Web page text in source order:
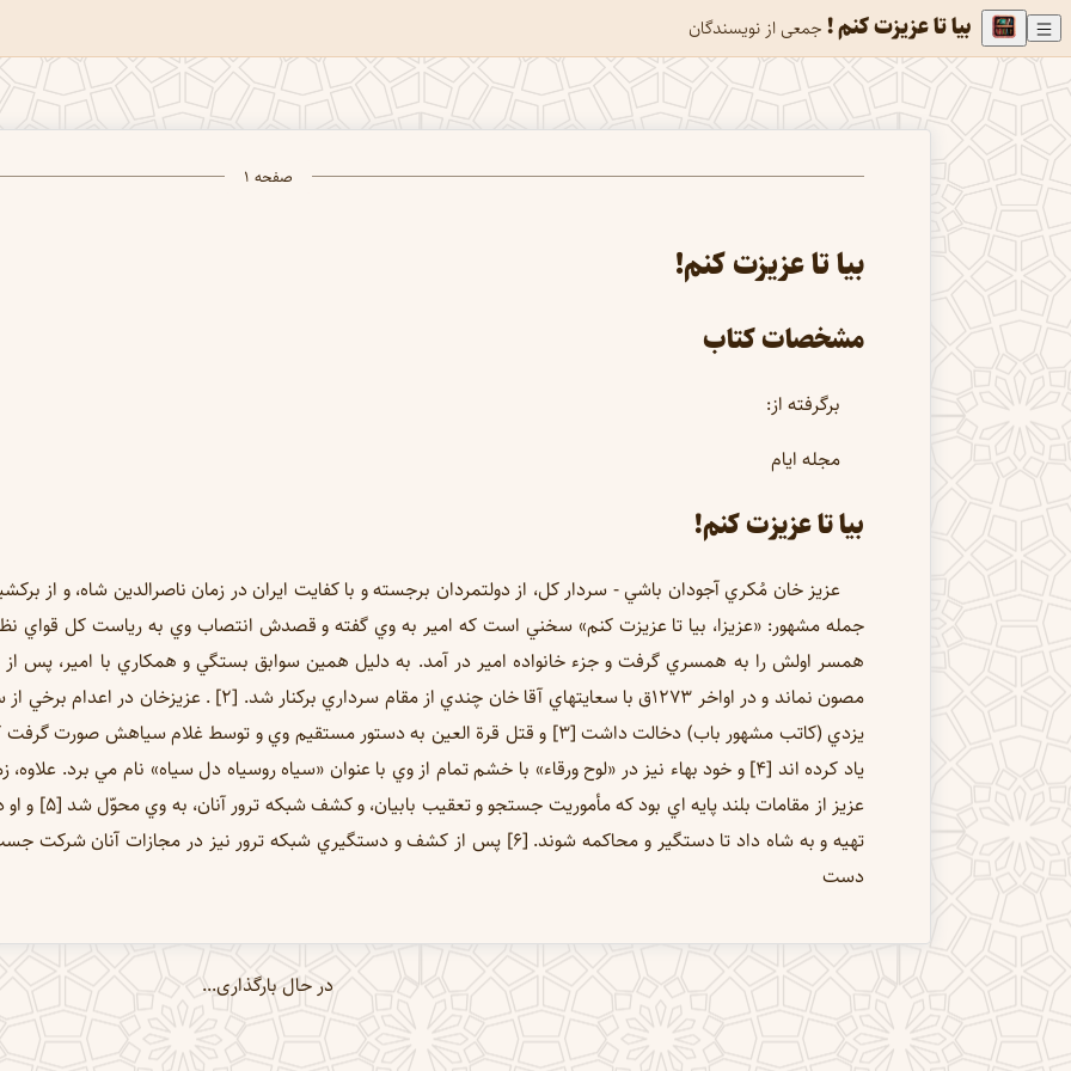
بيا تا عزيزت كنم ! جمعی از نویسندگان
صفحه ۱
بيا تا عزيزت كنم!
مشخصات كتاب
برگرفته از:
مجله ايام
بيا تا عزيزت كنم!
عزيز خان مُكري آجودان باشي - سردار كل، از دولتمردان برجسته و با كفايت ايران در زمان ناصرالدين شاه، و از
همسر اولش را به همسري گرفت و جزء خانواده امير در آمد. به دليل همين سوابق بستگي و همكاري با امير، پس
مصون نماند و در اواخر 1273ق با سعايتهاي آقا خان چندي از
يزدي (كاتب مشهور باب) دخالت داشت [3] و قتل قرة العين به دستور مستقيم وي و توسط غلام سياهش
ياد كرده اند [4] و خود بهاء نيز در «لوح ورقاء» با خشم تمام از وي با عنوان «سياه روسياه دل سياه» نام مي برد.
عزيز از مقامات
تهيه و به شاه داد تا دستگير و محاكمه شوند. [6] پس از كشف و دستگيري شبكه ترور نيز در
دست
در حال بارگذاری...